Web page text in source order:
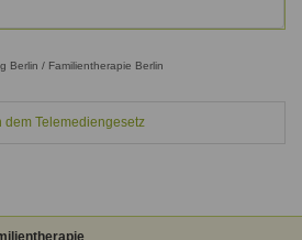
Berlin / Familientherapie Berlin
dem Telemediengesetz